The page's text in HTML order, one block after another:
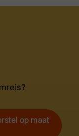
op maat